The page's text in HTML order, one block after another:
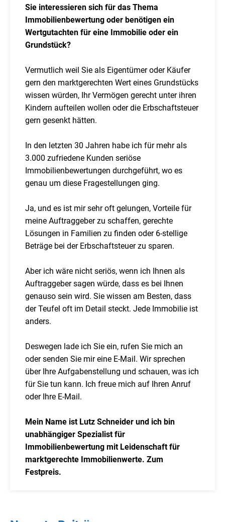
Sie interessieren sich für das Thema
Immobilienbewertung oder benötigen ein
Wertgutachten für eine Immobilie oder ein
Grundstück?
Vermutlich weil Sie als Eigentümer oder Käufer
gern den marktgerechten Wert eines Grundstücks
wissen würden, Ihr Vermögen gerecht unter ihren
Kindern aufteilen wollen oder die Erbschaftsteuer
gern gesenkt hätten.
In den letzten 30 Jahren habe ich für mehr als
3.000 zufriedene Kunden seriöse
Immobilienbewertungen durchgeführt, wo es
genau um diese Fragestellungen ging.
Ja, und es ist mir sehr oft gelungen, Vorteile für
meine Auftraggeber zu schaffen, gerechte
Lösungen in Familien zu finden oder 6-stellige
Beträge bei der Erbschaftsteuer zu sparen.
Aber ich wäre nicht seriös, wenn ich Ihnen als
Auftraggeber sagen würde, dass es bei Ihnen
genauso sein wird. Sie wissen am Besten, dass
der Teufel oft im Detail steckt. Jede Immobilie ist
anders.
Deswegen lade ich Sie ein, rufen Sie mich an
oder senden Sie mir eine E-Mail. Wir sprechen
über Ihre Aufgabenstellung und schauen, was ich
für Sie tun kann. Ich freue mich auf Ihren Anruf
oder Ihre E-Mail.
Mein Name ist Lutz Schneider und ich bin
unabhängiger Spezialist für
Immobilienbewertung mit Leidenschaft für
marktgerechte Immobilienwerte. Zum
Festpreis.